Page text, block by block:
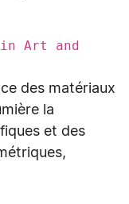
in Art and
des matériaux
la
et des